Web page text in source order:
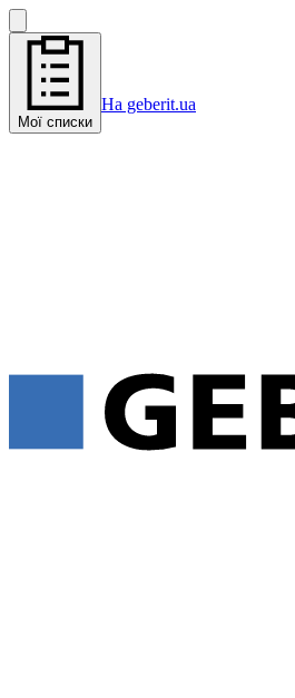
Мої списки
На geberit.ua